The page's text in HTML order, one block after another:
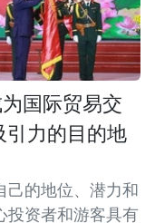
国际贸易交
引力的目的地
己的地位、潜力和
投资者和游客具有